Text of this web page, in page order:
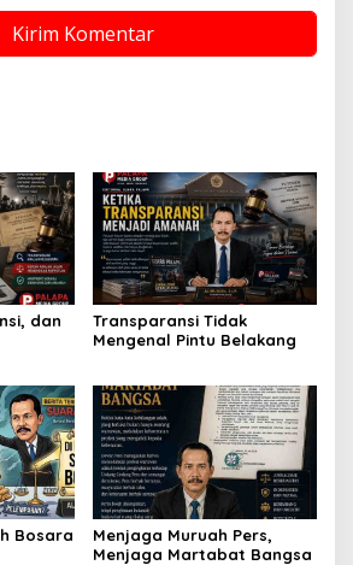
dan
Transparansi Tidak
Mengenal Pintu Belakang
Bosara
Menjaga Muruah Pers,
Menjaga Martabat Bangsa